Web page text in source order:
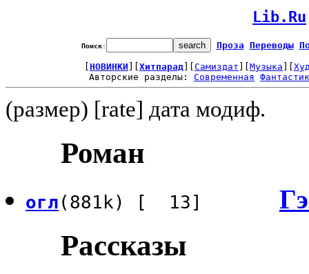
Lib.Ru
Поиск: Проза Переводы
НОВИНКИ Хитпарад Самиздат Музыка
Авторские разделы: Современная
(размер) [rate] дата модиф.
Роман
огл(881k) [ 13]
Рассказы